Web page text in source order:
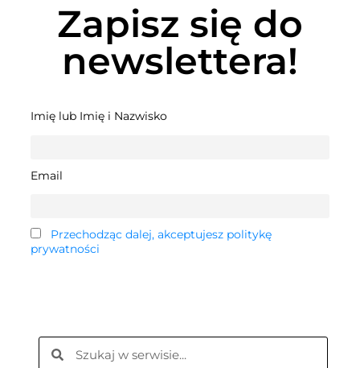
Zapisz się do
newslettera!
Imię lub Imię i Nazwisko
Email
Przechodząc dalej, akceptujesz politykę
prywatności